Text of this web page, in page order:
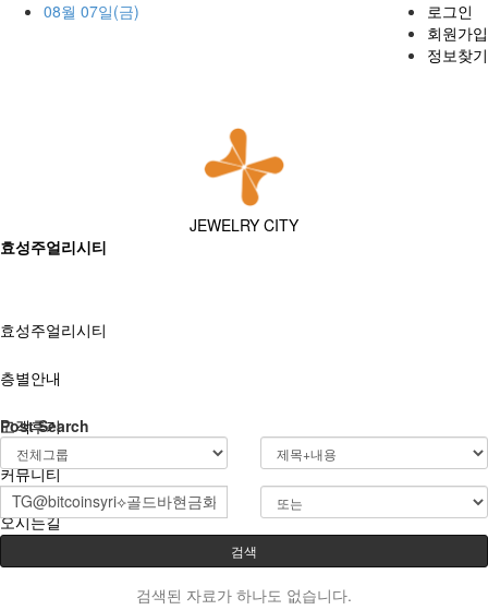
08월 07일(금)
로그인
회원가입
정보찾기
JEWELRY CITY
효성주얼리시티
효성주얼리시티
층별안내
고객후기
커뮤니티
오시는길
Post Search
검색
검색된 자료가 하나도 없습니다.